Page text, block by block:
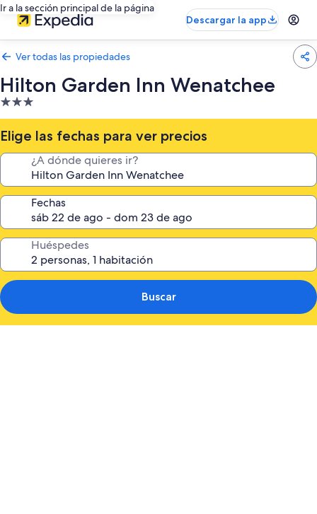
Ir a la sección principal de la página
Descargar la app
Ver todas las propiedades
Hilton Garden Inn Wenatchee
Propiedad
de
3.0
estrellas
Elige las fechas para ver precios
¿A dónde quieres ir?
Fechas
Huéspedes
Buscar